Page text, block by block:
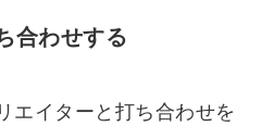
合わせする
エイターと打ち合わせを